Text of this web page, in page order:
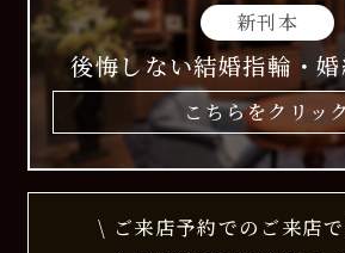
新刊本
後悔しない結婚指輪・
こちらをクリック
\ ご来店予約でのご来店